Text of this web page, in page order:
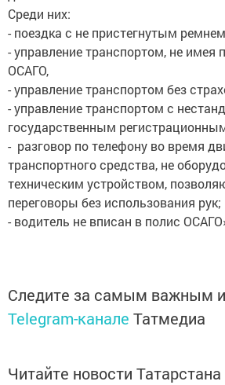
Среди них:
- поездка с не пристегнутым
- управление транспортом, не имея
ОСАГО,
- управление транспортом без
- управление транспортом с
государственным
- разговор по телефону во время
транспортного средства, не
техническим устройством,
переговоры без использования рук;
- водитель не вписан в полис
Следите за самым важным
Telegram-канале Татмедиа
Читайте новости Татарстана